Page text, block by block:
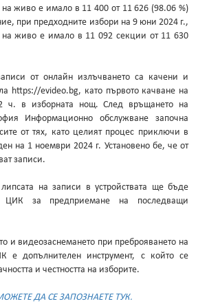
живо е имало в 11 400 от 11 626 (98.06 %)
при предходните избори на 9 юни 2024 г.,
на живо е имало в 11 092 секции от 11 630
от онлайн излъчването са качени и
https://evideo.bg, като първото качване на
ч. в изборната нощ. След връщането на
Информационно обслужване започна
от тях, като целият процес приключи в
на 1 ноември 2024 г. Установено бе, че от
записи.
на записи в устройствата ще бъде
ЦИК за предприемане на последващи
и видеозаснемането при преброяването на
е допълнителен инструмент, с който се
и честността на изборите.
ДА СЕ ЗАПОЗНАЕТЕ ТУК.